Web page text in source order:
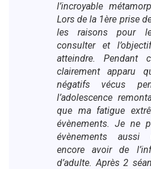
l’incroyable
Lors de la 1ère prise
les raisons pour
consulter et
atteindre. Pendant
clairement apparu
négatifs vécus
l’adolescence
que ma fatigue
évènements. Je ne
évènements aussi
encore avoir de
d’adulte. Après 2